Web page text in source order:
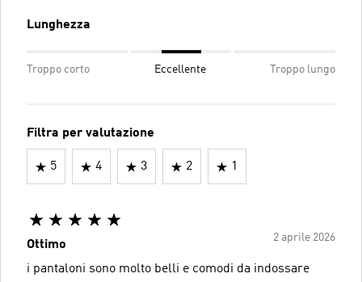
Lunghezza
Troppo corto Eccellente Troppo lungo
Filtra per valutazione
5 4 3 2 1
2 aprile 2026
Ottimo
i pantaloni sono molto belli e comodi da indossare